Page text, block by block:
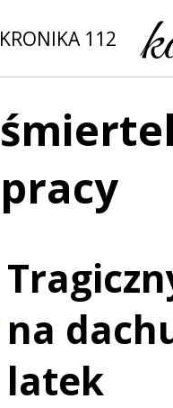
KRONIKA 112
pracy
na
latek